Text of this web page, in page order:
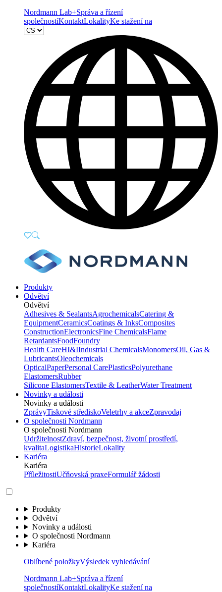
Nordmann Lab+Správa a řízení
společnostíKontaktLokalityKe stažení na
Produkty
Odvětví
Odvětví
Adhesives & SealantsAgrochemicalsCatering &
EquipmentCeramicsCoatings & InksComposites
ConstructionElectronicsFine ChemicalsFlame
RetardantsFoodFoundry
Health CareHI&IIndustrial ChemicalsMonomersOil, Gas &
LubricantsOleochemicals
OpticalPaperPersonal CarePlasticsPolyurethane
ElastomersRubber
Silicone ElastomersTextile & LeatherWater Treatment
Novinky a události
Novinky a události
ZprávyTiskové střediskoVeletrhy a akceZpravodaj
O společnosti Nordmann
O společnosti Nordmann
UdržitelnostZdraví, bezpečnost, životní prostředí,
kvalitaLogistikaHistorieLokality
Kariéra
Kariéra
PříležitostiUčňovská praxeFormulář žádosti
Produkty
Odvětví
Novinky a události
O společnosti Nordmann
Kariéra
Oblíbené položkyVýsledek vyhledávání
Nordmann Lab+Správa a řízení
společnostíKontaktLokalityKe stažení na